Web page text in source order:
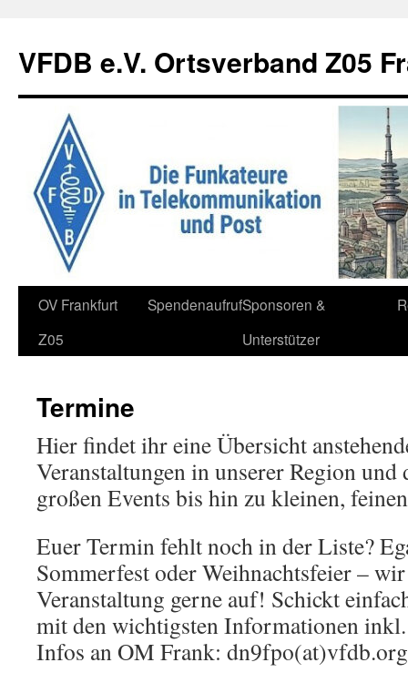
springen
VFDB e.V. Ortsverband Z05
OV Frankfurt
Z05
SpendenaufrufSponsoren &
Unterstützer
Termine
Hier findet ihr eine Übersicht
Veranstaltungen in unserer Region
großen Events bis hin zu kleinen,
Euer Termin fehlt noch in der Liste?
Sommerfest oder Weihnachtsfeier –
Veranstaltung gerne auf! Schickt
mit den wichtigsten Informationen
Infos an OM Frank: dn9fpo(at)vfdb.org